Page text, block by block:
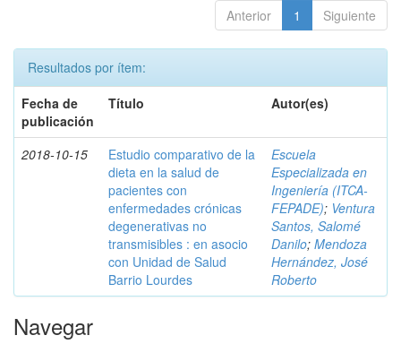
Anterior 1 Siguiente
Resultados por ítem:
Fecha de
publicación
Título Autor(es)
2018-10-15
Estudio comparativo de la
dieta en la salud de
pacientes con
enfermedades crónicas
degenerativas no
transmisibles : en asocio
con Unidad de Salud
Barrio Lourdes
Escuela
Especializada en
Ingeniería (ITCA-
FEPADE); Ventura
Santos, Salomé
Danilo; Mendoza
Hernández, José
Roberto
Navegar